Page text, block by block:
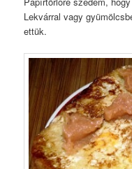
Lekvárral vagy
ettük.